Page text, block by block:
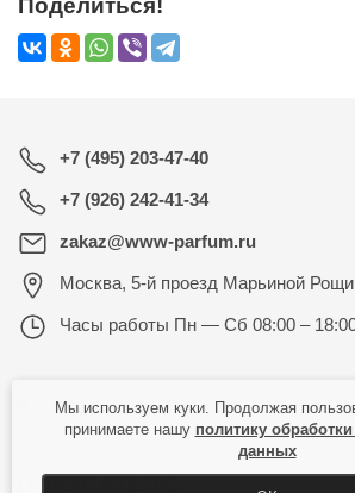
Поделиться!
+7 (495) 203-47-40
+7 (926) 242-41-34
zakaz@www-parfum.ru
Москва, 5-й проезд Марьиной
Часы работы Пн — Сб 08:00 –
КАТАЛОГ
ПОКУПАТЕЛЮ
Мы используем куки. Продолжая
принимаете нашу политику
данных